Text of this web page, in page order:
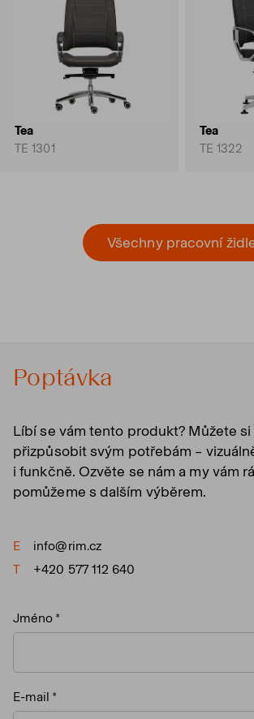
Tea
TE 1301
Tea
TE 1322
Všechny pracovní
Poptávka
Líbí se vám tento produkt? Můžete si
přizpůsobit svým potřebám –
i funkčně. Ozvěte se nám a my vám
pomůžeme s dalším výběrem.
E
info@rim.cz
T
+420 577 112 640
Jméno
E-mail